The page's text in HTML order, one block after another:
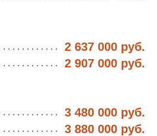
2 637 000 руб.
2 907 000 руб.
3 480 000 руб.
3 880 000 руб.